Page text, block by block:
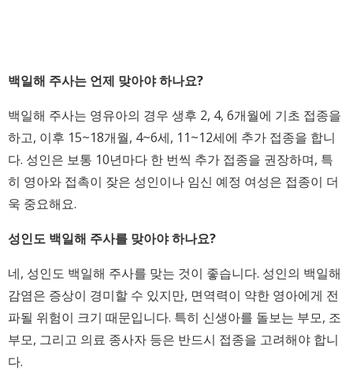
백일해 주사는 언제 맞아야 하나요?
백일해 주사는 영유아의 경우 생후 2, 4, 6개월에 기초 접종을
하고, 이후 15~18개월, 4~6세, 11~12세에 추가 접종을 합니
다. 성인은 보통 10년마다 한 번씩 추가 접종을 권장하며, 특
히 영아와 접촉이 잦은 성인이나 임신 예정 여성은 접종이 더
욱 중요해요.
성인도 백일해 주사를 맞아야 하나요?
네, 성인도 백일해 주사를 맞는 것이 좋습니다. 성인의 백일해
감염은 증상이 경미할 수 있지만, 면역력이 약한 영아에게 전
파될 위험이 크기 때문입니다. 특히 신생아를 돌보는 부모, 조
부모, 그리고 의료 종사자 등은 반드시 접종을 고려해야 합니
다.